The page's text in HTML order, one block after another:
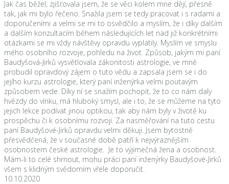
Jak čas běžel, zjišťovala jsem, že se věci kolem mne dějí, přesně
tak, jak mi bylo řečeno. Snažila jsem se tedy pracovat i s radami a
doporučeními a velmi se mi to osvědčilo a myslím, že i díky dalším
a dalším konzultacím během následujících let nad již konkrétními
otázkami se mi vždy návštěvy opravdu vyplatily. Myslím ve smyslu
mého osobního rozvoje, pohledu na život. Způsob, jakým mi paní
Baudyšová-Jirků vysvětlovala zákonitosti astrologie, ve mně
probudil opravdový zájem o tuto vědu a zapsala jsem se i do
jejího kurzu astrologie, který paní inženýrka velmi poutavým
způsobem vede. Díky ní se snažím pochopit, že to co nám daly
hvězdy do vínku, má hluboký smysl, ale i to, že se můžeme na tyto
jejich lekce podívat jinou optikou, tak aby nám byly v životě ku
prospěchu či k osobnímu rozvoji. Za nasměřování na tuto cestu
paní Baudyšové-Jirků opravdu velmi děkuji. Jsem bytostně
přesvědčená, že v současné době patří k nejvýraznějším
osobnostem české astrologie. Je to výjimečná žena a osobnost.
Mám-li to celé shrnout, mohu práci paní inženýrky Baudyšové-Jirků
všem s klidným svědomím vřele doporučit.
10.10.2020